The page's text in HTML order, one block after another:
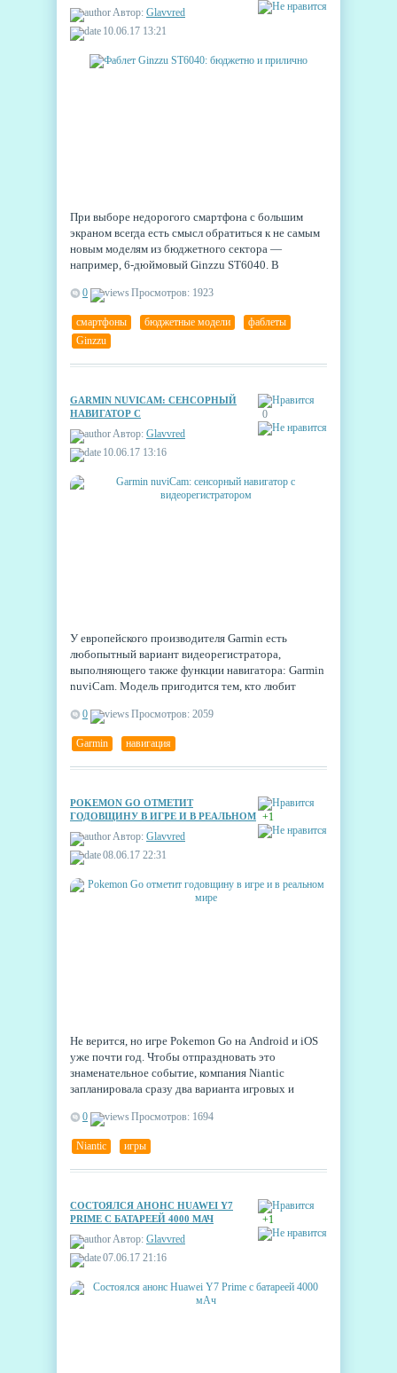
Автор: Glavvred
10.06.17 13:21
При выборе недорогого смартфона с большим
экраном всегда есть смысл обратиться к не самым
новым моделям из бюджетного сектора —
например, 6-дюймовый Ginzzu ST6040. В
меняются не сильно, а цены со временем
становятся доступнее, так что такое направление
поиска может обеспечить неплохую экономию.
0 Просмотров: 1923
смартфоны бюджетные модели фаблеты
Ginzzu
0
GARMIN NUVICAM: СЕНСОРНЫЙ
НАВИГАТОР С
Автор: Glavvred
10.06.17 13:16
У европейского производителя Garmin есть
любопытный вариант видеорегистратора,
выполняющего также функции навигатора: Garmin
nuviCam. Модель пригодится тем, кто любит
предпочитает европейское качество китайскому
разнообразию.
0 Просмотров: 2059
Garmin навигация
+1
POKEMON GO ОТМЕТИТ
ГОДОВЩИНУ В ИГРЕ И В РЕАЛЬНОМ
Автор: Glavvred
08.06.17 22:31
Не верится, но игре Pokemon Go на Android и iOS
уже почти год. Чтобы отпраздновать это
знаменательное событие, компания Niantic
запланировала сразу два варианта игровых и
надежда, что битвы между тренерами вот-вот
станут реальностью.
0 Просмотров: 1694
Niantic игры
+1
СОСТОЯЛСЯ АНОНС HUAWEI Y7
PRIME С БАТАРЕЕЙ 4000 МАЧ
Автор: Glavvred
07.06.17 21:16